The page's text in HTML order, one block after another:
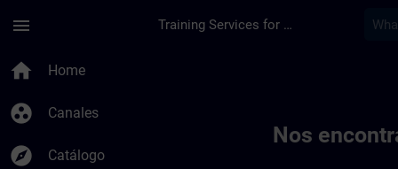
menu Training Services for Digital Industries
home Home
group_work Canales
explore Catálogo
Nos